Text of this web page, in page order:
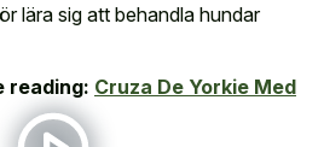
lära sig att behandla hundar
reading: Cruza De Yorkie Med